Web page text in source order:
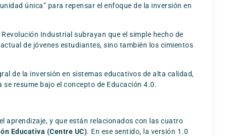
única” para repensar el enfoque de la inversión en
Industrial subrayan que el simple hecho de
de jóvenes estudiantes, sino también los cimientos
de la inversión en sistemas educativos de alta calidad,
resume bajo el concepto de Educación 4.0.
aprendizaje, y que están relacionados con las cuatro
Educativa (Centre UC). En ese sentido, la versión 1.0